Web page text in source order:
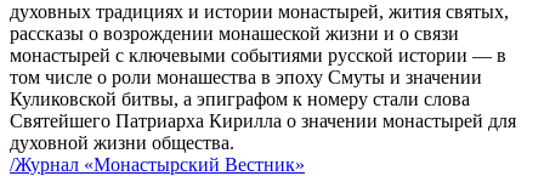
духовных традициях и истории монастырей, жития святых,
рассказы о возрождении монашеской жизни и о связи
монастырей с ключевыми событиями русской истории — в
том числе о роли монашества в эпоху Смуты и значении
Куликовской битвы, а эпиграфом к номеру стали слова
Святейшего Патриарха Кирилла о значении монастырей для
духовной жизни общества.
/Журнал «Монастырский Вестник»